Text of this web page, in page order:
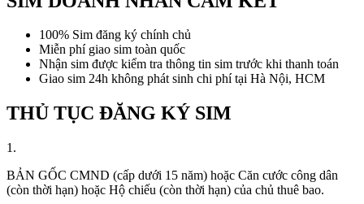
100% Sim đăng ký chính chủ
Miễn phí giao sim toàn quốc
Nhận sim được kiểm tra thông tin sim trước khi thanh toán
Giao sim 24h không phát sinh chi phí tại Hà Nội, HCM
THỦ TỤC ĐĂNG KÝ SIM
1.
BẢN GỐC CMND (cấp dưới 15 năm) hoặc Căn cước công dân
(còn thời hạn) hoặc Hộ chiếu (còn thời hạn) của chủ thuê bao.